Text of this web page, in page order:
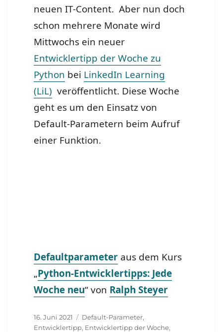
neuen IT-Content. Aber nun doch
schon mehrere Monate wird
Mittwochs ein neuer
Entwicklertipp der Woche zu
Python bei LinkedIn Learning
(LiL) veröffentlicht. Diese Woche
geht es um den Einsatz von
Default-Parametern beim Aufruf
einer Funktion.
Defaultparameter aus dem Kurs
„Python-Entwicklertipps: Jede
Woche neu“ von Ralph Steyer
Veröffentlicht
am
16. Juni 2021 Schlagwörter
Default-Parameter,
Entwicklertipp, Entwicklertipp der Woche,